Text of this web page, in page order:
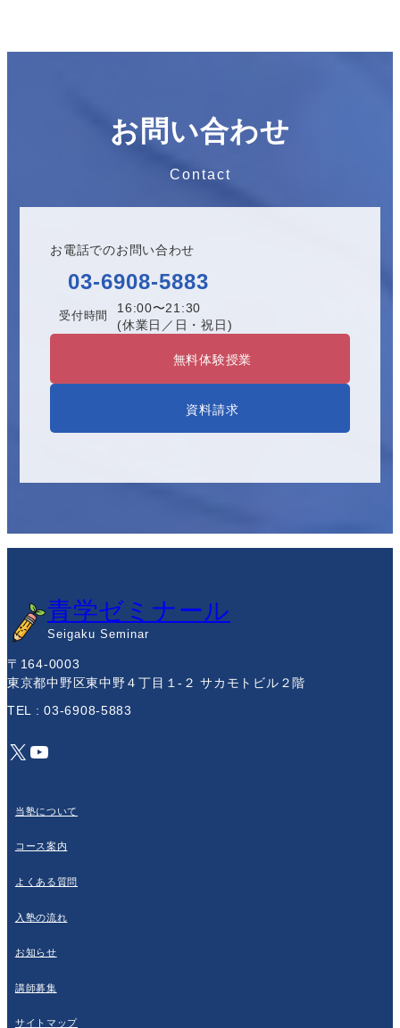
お問い合わせ
Contact
お電話でのお問い合わせ
03-6908-5883
受付時間
16:00〜21:30
(休業日／日・祝日)
無料体験授業
資料請求
青学ゼミナール
Seigaku Seminar
〒164-0003
東京都中野区東中野４丁目１-２ サカモトビル２階
TEL : 03-6908-5883
X YouTube
当塾について
コース案内
よくある質問
入塾の流れ
お知らせ
講師募集
サイトマップ